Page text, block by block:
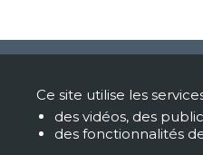
Ce site utilise les
des vidéos, des
des fonctionnalités